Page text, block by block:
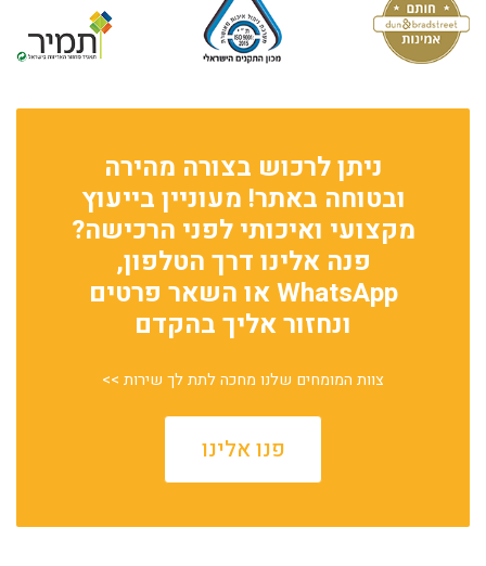
ניתן לרכוש בצורה מהירה
ובטוחה באתר! מעוניין בייעוץ
מקצועי ואיכותי לפני הרכישה?
פנה אלינו דרך הטלפון,
WhatsApp או השאר פרטים
ונחזור אליך בהקדם
צוות המומחים שלנו מחכה לתת לך שירות >>
פנו אלינו